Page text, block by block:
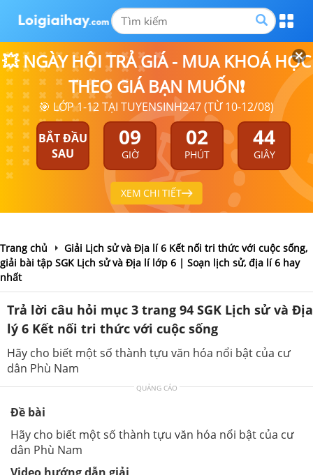
💥 NGÀY HỘI TRẢ GIÁ - MUA KHOÁ HỌC
THEO GIÁ BẠN MUỐN❗
🎯 LỚP 1-12 TẠI TUYENSINH247 (TỪ 10-12/08)
BẮT ĐẦU
SAU
09
GIỜ
02
PHÚT
43
GIÂY
XEM CHI TIẾT
Trang chủ
Giải Lịch sử và Địa lí 6 Kết nối tri thức với cuộc sống,
giải bài tập SGK Lịch sử và Địa lí lớp 6 | Soạn lịch sử, địa lí 6 hay
nhất
Trả lời câu hỏi mục 3 trang 94 SGK Lịch sử và Địa
lý 6 Kết nối tri thức với cuộc sống
Hãy cho biết một số thành tựu văn hóa nổi bật của cư
dân Phù Nam
QUẢNG CÁO
Đề bài
Hãy cho biết một số thành tựu văn hóa nổi bật của cư
dân Phù Nam